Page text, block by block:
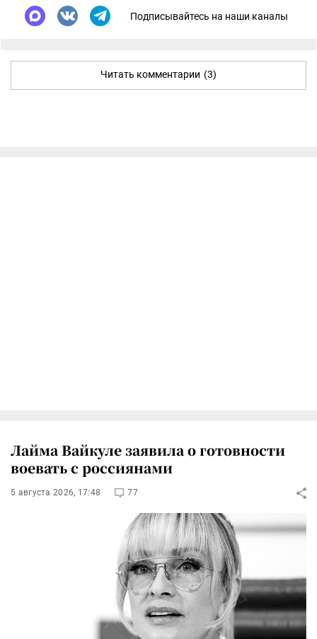
Подписывайтесь на наши каналы
Читать комментарии (3)
Лайма Вайкуле заявила о готовности
воевать с россиянами
5 августа 2026, 17:48 77